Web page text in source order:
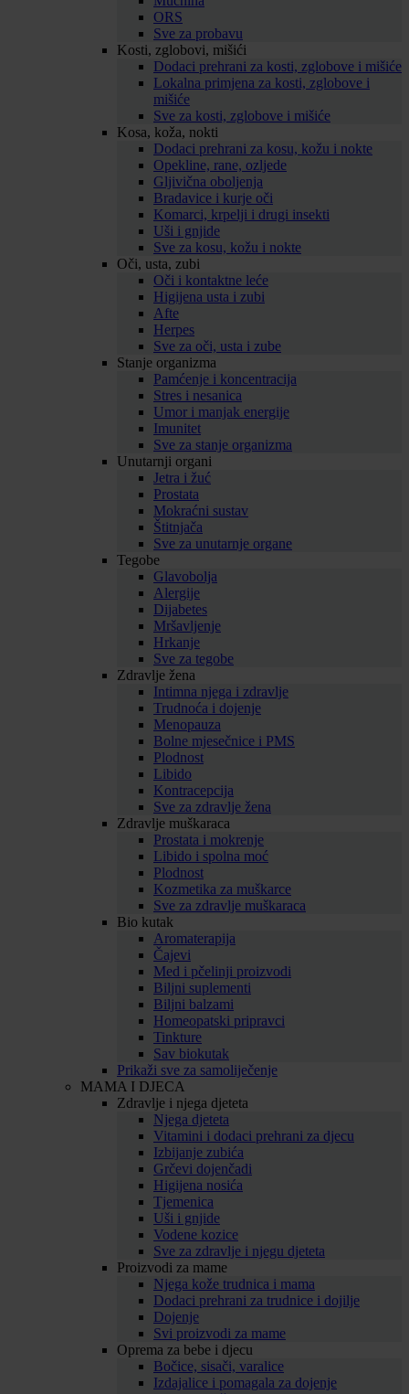
ORS
Sve za probavu
Kosti, zglobovi, mišići
Dodaci prehrani za kosti, zglobove i mišiće
Lokalna primjena za kosti, zglobove i
mišiće
Sve za kosti, zglobove i mišiće
Kosa, koža, nokti
Dodaci prehrani za kosu, kožu i nokte
Opekline, rane, ozljede
Gljivična oboljenja
Bradavice i kurje oči
Komarci, krpelji i drugi insekti
Uši i gnjide
Sve za kosu, kožu i nokte
Oči, usta, zubi
Oči i kontaktne leće
Higijena usta i zubi
Afte
Herpes
Sve za oči, usta i zube
Stanje organizma
Pamćenje i koncentracija
Stres i nesanica
Umor i manjak energije
Imunitet
Sve za stanje organizma
Unutarnji organi
Jetra i žuć
Prostata
Mokraćni sustav
Štitnjača
Sve za unutarnje organe
Tegobe
Glavobolja
Alergije
Dijabetes
Mršavljenje
Hrkanje
Sve za tegobe
Zdravlje žena
Intimna njega i zdravlje
Trudnoća i dojenje
Menopauza
Bolne mjesečnice i PMS
Plodnost
Libido
Kontracepcija
Sve za zdravlje žena
Zdravlje muškaraca
Prostata i mokrenje
Libido i spolna moć
Plodnost
Kozmetika za muškarce
Sve za zdravlje muškaraca
Bio kutak
Aromaterapija
Čajevi
Med i pčelinji proizvodi
Biljni suplementi
Biljni balzami
Homeopatski pripravci
Tinkture
Sav biokutak
Prikaži sve za samoliječenje
MAMA I DJECA
Zdravlje i njega djeteta
Njega djeteta
Vitamini i dodaci prehrani za djecu
Izbijanje zubića
Grčevi dojenčadi
Higijena nosića
Tjemenica
Uši i gnjide
Vodene kozice
Sve za zdravlje i njegu djeteta
Proizvodi za mame
Njega kože trudnica i mama
Dodaci prehrani za trudnice i dojilje
Dojenje
Svi proizvodi za mame
Oprema za bebe i djecu
Bočice, sisači, varalice
Izdajalice i pomagala za dojenje